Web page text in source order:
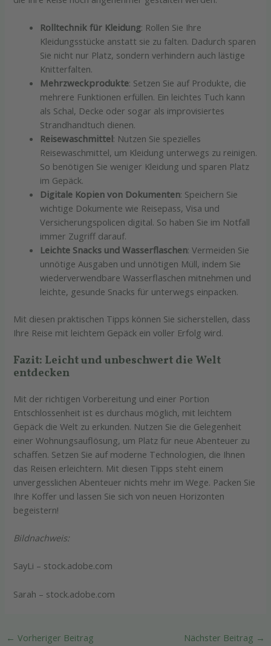
Rolltechnik für Kleidung: Rollen Sie Ihre
Kleidungsstücke anstatt sie zu falten. Dadurch sparen
Sie nicht nur Platz, sondern verhindern auch lästige
Knitterfalten.
Mehrzweckprodukte: Setzen Sie auf Produkte, die
mehrere Funktionen erfüllen. Ein leichtes Tuch kann
als Schal, Decke oder sogar als improvisiertes
Strandhandtuch dienen.
Reisewaschmittel: Nutzen Sie spezielles
Reisewaschmittel, um Kleidung unterwegs zu reinigen.
So benötigen Sie weniger Kleidung und sparen Platz
im Gepäck.
Digitale Kopien von Dokumenten: Speichern Sie
wichtige Dokumente wie Reisepass, Visa und
Versicherungspolicen digital. So haben Sie im Notfall
immer Zugriff darauf.
Leichte Snacks und Wasserflaschen: Vermeiden Sie
unnötige Ausgaben und unnötigen Müll, indem Sie
wiederverwendbare Wasserflaschen mitnehmen und
leichte, gesunde Snacks für unterwegs einpacken.
Mit diesen praktischen Tipps können Sie sicherstellen, dass
Ihre Reise mit leichtem Gepäck ein voller Erfolg wird.
Fazit: Leicht und unbeschwert die Welt
entdecken
Mit der richtigen Vorbereitung und einer Portion
Entschlossenheit ist es durchaus möglich, mit leichtem
Gepäck die Welt zu erkunden. Nutzen Sie die Gelegenheit
einer Wohnungsauflösung, um Platz für neue Abenteuer zu
schaffen. Setzen Sie auf moderne Technologien, die Ihnen
das Reisen erleichtern. Mit diesen Tipps steht einem
unvergesslichen Abenteuer nichts mehr im Wege. Packen Sie
Ihre Koffer und lassen Sie sich von neuen Horizonten
begeistern!
Bildnachweis:
SayLi – stock.adobe.com
Sarah – stock.adobe.com
← Vorheriger Beitrag Nächster Beitrag →